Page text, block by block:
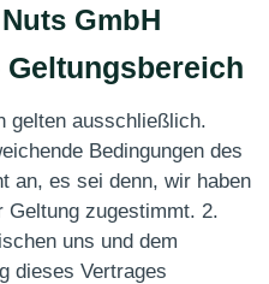
GmbH
Geltungsbereich
gelten ausschließlich.
Bedingungen des
an, es sei denn, wir haben
zugestimmt. 2.
uns und dem
dieses Vertrages